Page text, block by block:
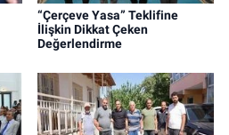
“Çerçeve Yasa” Teklifine
İlişkin Dikkat Çeken
Değerlendirme